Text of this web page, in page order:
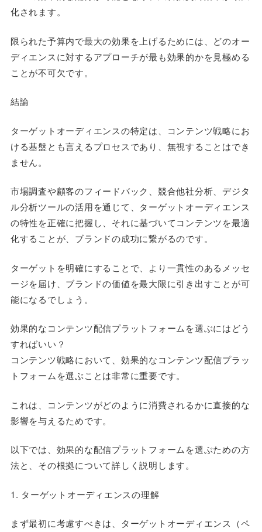
化されます。
限られた予算内で最大の効果を上げるためには、どのオー
ディエンスに対するアプローチが最も効果的かを見極める
ことが不可欠です。
結論
ターゲットオーディエンスの特定は、コンテンツ戦略にお
ける基盤とも言えるプロセスであり、無視することはでき
ません。
市場調査や顧客のフィードバック、競合他社分析、デジタ
ル分析ツールの活用を通じて、ターゲットオーディエンス
の特性を正確に把握し、それに基づいてコンテンツを最適
化することが、ブランドの成功に繋がるのです。
ターゲットを明確にすることで、より一貫性のあるメッセ
ージを届け、ブランドの価値を最大限に引き出すことが可
能になるでしょう。
効果的なコンテンツ配信プラットフォームを選ぶにはどう
すればいい？
コンテンツ戦略において、効果的なコンテンツ配信プラッ
トフォームを選ぶことは非常に重要です。
これは、コンテンツがどのように消費されるかに直接的な
影響を与えるためです。
以下では、効果的な配信プラットフォームを選ぶための方
法と、その根拠について詳しく説明します。
1. ターゲットオーディエンスの理解
まず最初に考慮すべきは、ターゲットオーディエンス（ペ